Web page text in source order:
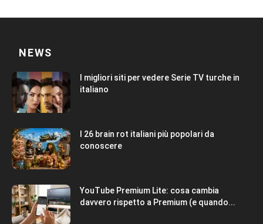
NEWS
I migliori siti per vedere Serie TV turche in
italiano
I 26 brain rot italiani più popolari da
conoscere
YouTube Premium Lite: cosa cambia
davvero rispetto a Premium (e quando...